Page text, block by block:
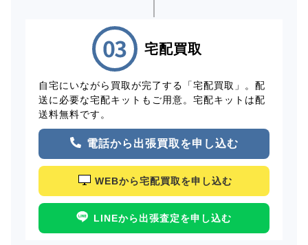
宅配買取
自宅にいながら買取が完了する「宅配買取」。配
送に必要な宅配キットもご用意。宅配キットは配
送料無料です。
電話から出張買取を申し込む
WEBから宅配買取を申し込む
LINEから出張査定を申し込む